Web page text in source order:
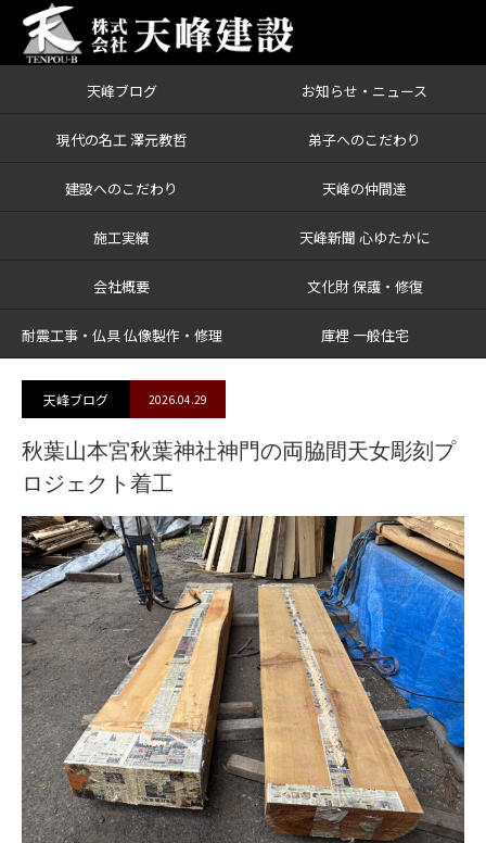
天峰ブログ お知らせ・ニュース
現代の名工 澤元教哲 弟子へのこだわり
建設へのこだわり 天峰の仲間達
施工実績 天峰新聞 心ゆたかに
会社概要 文化財 保護・修復
耐震工事・仏具 仏像製作・修理 庫裡 一般住宅
ブログ 秋葉山本宮秋葉神社神門の両脇間天女彫刻プロジェクト着工
天峰ブログ 2026.04.29
秋葉山本宮秋葉神社神門の両脇間天女彫刻プ
ロジェクト着工